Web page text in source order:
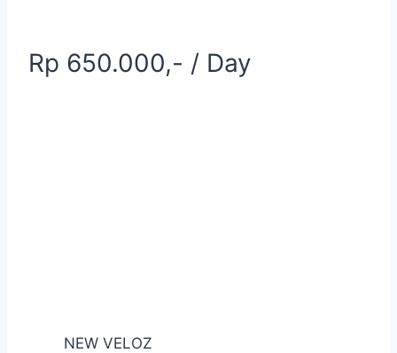
Rp 650.000,- / Day
NEW VELOZ